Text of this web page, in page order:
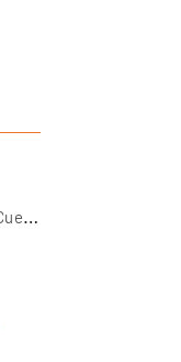
C
Amisa De Camarero Cuello Mao